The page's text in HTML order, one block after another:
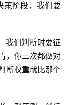
策阶段，我们要
我们判断时要征
，你三次都做对
断权重就比那个